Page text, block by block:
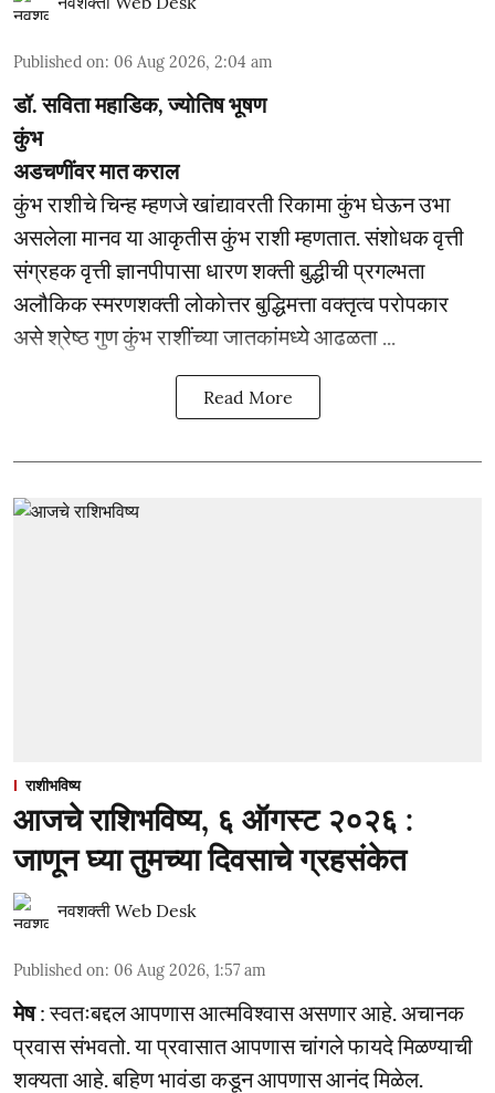
Published on: 06 Aug 2026, 2:04 am
डॉ. सविता महाडिक, ज्योतिष भूषण
कुंभ
अडचणींवर मात कराल
कुंभ राशीचे चिन्ह म्हणजे खांद्यावरती रिकामा कुंभ घेऊन उभा
असलेला मानव या आकृतीस कुंभ राशी म्हणतात. संशोधक वृत्ती
संग्रहक वृत्ती ज्ञानपीपासा धारण शक्ती बुद्धीची प्रगल्भता
अलौकिक स्मरणशक्ती लोकोत्तर बुद्धिमत्ता वक्तृत्व परोपकार
असे श्रेष्ठ गुण कुंभ राशींच्या जातकांमध्ये आढळता ...
Read More
राशीभविष्य
आजचे राशिभविष्य, ६ ऑगस्ट २०२६ :
जाणून घ्या तुमच्या दिवसाचे ग्रहसंकेत
नवशक्ती Web Desk
Published on: 06 Aug 2026, 1:57 am
मेष: स्वतःबद्दल आपणास आत्मविश्वास असणार आहे. अचानक
प्रवास संभवतो. या प्रवासात आपणास चांगले फायदे मिळण्याची
शक्यता आहे. बहिण भावंडा कडून आपणास आनंद मिळेल.